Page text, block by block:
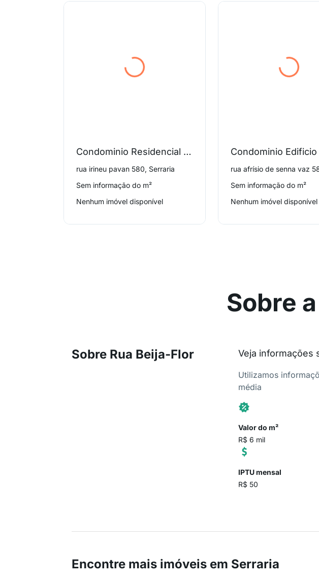
Condominio Residencial Araucaria Iii
rua irineu pavan 580, Serraria
Sem informação do m²
Nenhum imóvel disponível
Sem informação do m²
Nenhum imóvel disponível
Sobre
Sobre Rua Beija-Flor Veja informações
Utilizamos
média
Valor do m²
R$ 6 mil
IPTU mensal
R$ 50
Encontre mais imóveis em Serraria